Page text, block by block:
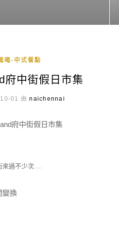
喝-中式餐點
府中街假日市集
10-01 由naichennai
來過不少次….
變換